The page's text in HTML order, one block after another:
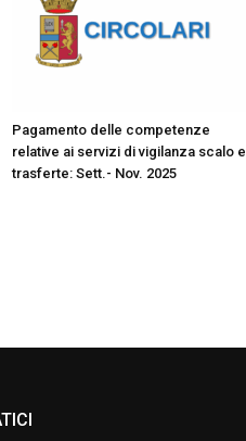
Pagamento delle competenze
relative ai servizi di vigilanza scalo e
trasferte: Sett.- Nov. 2025